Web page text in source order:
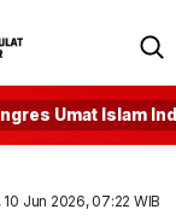
Umat Islam
10 Jun 2026, 07:22 WIB